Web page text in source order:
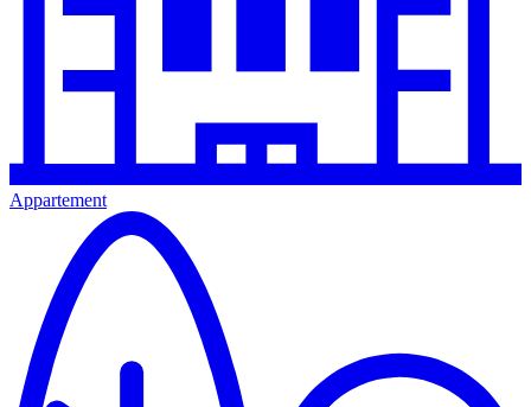
Appartement